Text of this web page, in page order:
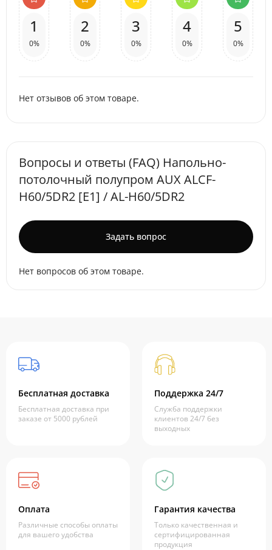
1
0%
2
0%
3
0%
4
0%
5
0%
Нет отзывов об этом товаре.
Вопросы и ответы (FAQ) Напольно-
потолочный полупром AUX ALCF-
H60/5DR2 [E1] / AL-H60/5DR2
Задать вопрос
Нет вопросов об этом товаре.
Бесплатная доставка
Бесплатная доставка при
заказе от 5000 рублей
Поддержка 24/7
Служба поддержки
клиентов 24/7 без
выходных
Оплата
Различные способы оплаты
для вашего удобства
Гарантия качества
Только качественная и
сертифицированная
продукция